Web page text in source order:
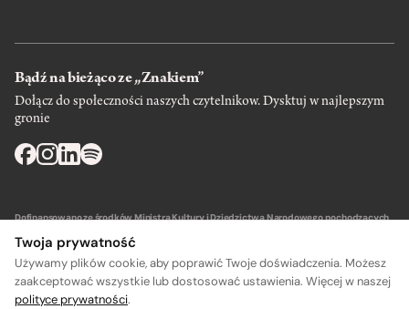
Bądź na bieżąco ze „Znakiem”
Dołącz do społeczności naszych czytelnikow. Dysktuj w najlepszym
gronie
Dofinansowano ze środków Ministra Kultury i Dziedzictwa Narodowego pochodzących
Twoja prywatność
Używamy plików cookie, aby poprawić Twoje doświadczenia. Możesz
zaakceptować wszystkie lub dostosować ustawienia. Więcej w naszej
polityce prywatności.